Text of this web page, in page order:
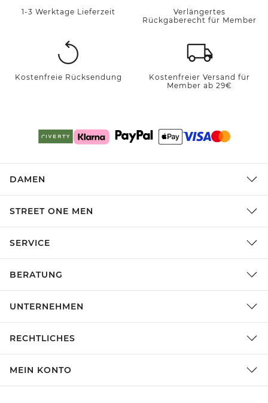
1-3 Werktage Lieferzeit
Verlängertes
Rückgaberecht für Member
Kostenfreie Rücksendung
Kostenfreier Versand für
Member ab 29€
DAMEN
STREET ONE MEN
SERVICE
BERATUNG
UNTERNEHMEN
RECHTLICHES
MEIN KONTO